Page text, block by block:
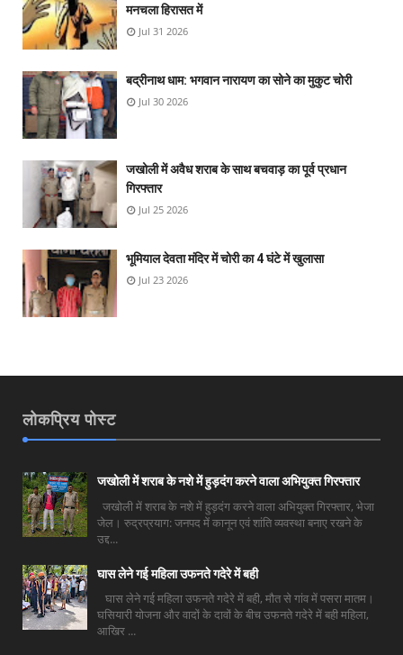
मनचला हिरासत में
Jul 31 2026
बद्रीनाथ धाम: भगवान नारायण का सोने का मुकुट चोरी
Jul 30 2026
जखोली में अवैध शराब के साथ बचवाड़ का पूर्व प्रधान
गिरफ्तार
Jul 25 2026
भूमियाल देवता मंदिर में चोरी का 4 घंटे में खुलासा
Jul 23 2026
लोकप्रिय पोस्ट
जखोली में शराब के नशे में हुड़दंग करने वाला अभियुक्त गिरफ्तार
जखोली में शराब के नशे में हुड़दंग करने वाला अभियुक्त गिरफ्तार, भेजा
जेल। रुद्रप्रयाग: जनपद में कानून एवं शांति व्यवस्था बनाए रखने के
उद्द...
घास लेने गई महिला उफनते गदेरे में बही
घास लेने गई महिला उफनते गदेरे में बही, मौत से गांव में पसरा मातम।
घसियारी योजना और वादों के दावों के बीच उफनते गदेरे में बही महिला,
आखिर ...